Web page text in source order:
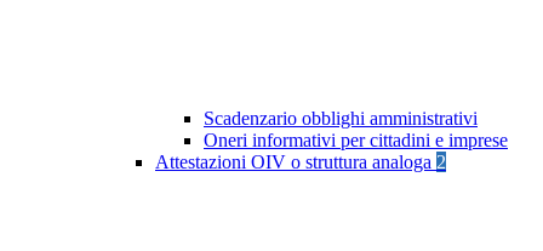
Scadenzario obblighi amministrativi
Oneri informativi per cittadini e imprese
Attestazioni OIV o struttura analoga 2